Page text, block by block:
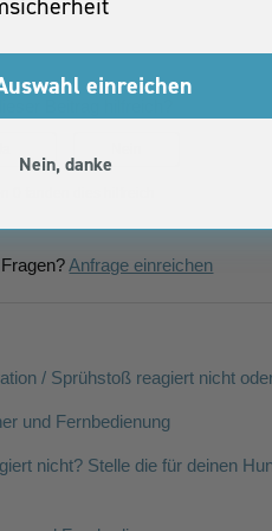
Anfrage einreichen
/ Sprühstoß reagiert nicht
und Fernbedienung
nicht? Stelle die für deinen
einreichen
Nein, danke